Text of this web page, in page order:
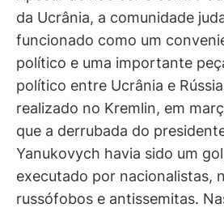
da Ucrânia, a comunidade
funcionado como um
político e uma importante
político entre Ucrânia e
realizado no Kremlin, em
que a derrubada do
Yanukovych havia sido um
executado por nacionalistas,
russófobos e antissemitas.